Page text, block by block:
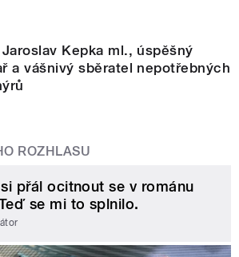
Kepka ml., úspěšný
a vášnivý sběratel nepotřebných
ROZHLASU
přál ocitnout se v románu
se mi to splnilo.